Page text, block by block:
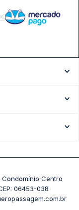
(Tergip)Centro
06453-038